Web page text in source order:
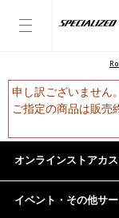
申し訳ございません。
ご指定の商品は販売
オンラインストアカ
イベント・その他サ